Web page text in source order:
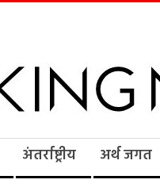
अंतर्राष्ट्रीय अर्थ जगत